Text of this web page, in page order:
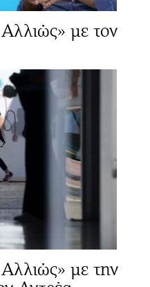
με τον
με την